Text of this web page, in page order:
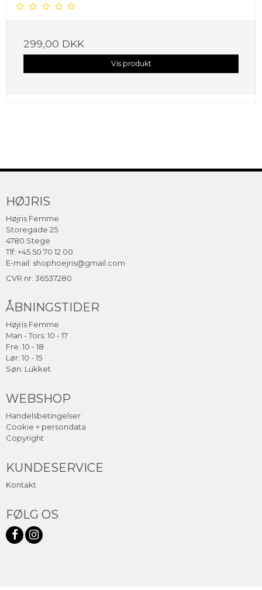
299,00 DKK
Vis produkt
HØJRIS
Højris Femme
Storegade 25
4780 Stege
Tlf: +45 50 70 12 00
E-mail: shophoejris@gmail.com
CVR nr: 36537280
ÅBNINGSTIDER
Højris Femme
Man - Tors: 10 - 17
Fre: 10 - 18
Lør: 10 - 15
Søn: Lukket
WEBSHOP
Handelsbetingelser
Cookie + persondata
Copyright
KUNDESERVICE
Kontakt
FØLG OS